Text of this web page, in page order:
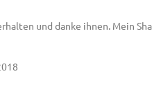
und danke ihnen. Mein